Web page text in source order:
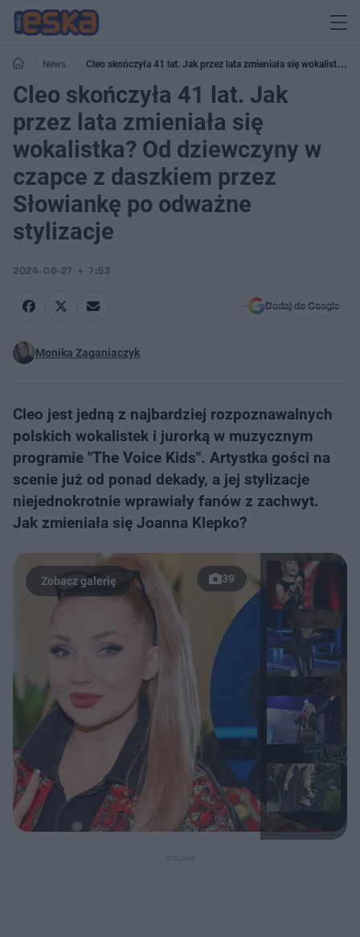
News
Cleo skończyła 41 lat. Jak przez lata zmieniała się wokalistka?
Od dziewczyny w czapce z daszkiem przez Słowiankę po odważne stylizacje
Cleo skończyła 41 lat. Jak
przez lata zmieniała się
wokalistka? Od dziewczyny w
czapce z daszkiem przez
Słowiankę po odważne
stylizacje
2024-06-27 7:53
Dodaj do Google
Monika Zaganiaczyk
Cleo jest jedną z najbardziej rozpoznawalnych
polskich wokalistek i jurorką w muzycznym
programie "The Voice Kids". Artystka gości na
scenie już od ponad dekady, a jej stylizacje
niejednokrotnie wprawiały fanów z zachwyt.
Jak zmieniała się Joanna Klepko?
39